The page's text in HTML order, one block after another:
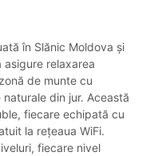
în Slănic Moldova și
relaxarea
de munte cu
din jur. Această
fiecare echipată cu
la rețeaua WiFi.
fiecare nivel